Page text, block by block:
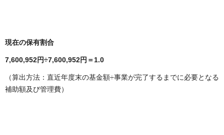
現在の保有割合
7,600,952円÷7,600,952円＝1.0
（算出方法：直近年度末の基金額÷事業が完了するまでに必要となる
補助額及び管理費）